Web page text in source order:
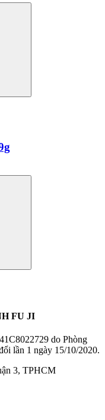
FU JI
do Phòng
lần 1 ngày 15/10/2020.
3, TPHCM